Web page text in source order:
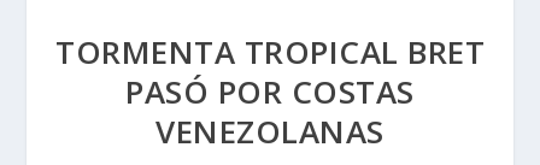
TORMENTA TROPICAL BRET
PASÓ POR COSTAS
VENEZOLANAS